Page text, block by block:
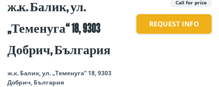
ж.к. Балик, ул.
„Теменуга“ 18, 9303
Добрич, България
ж.к. Балик, ул. „Теменуга“ 18, 9303
Добрич, България
Call for price
REQUEST INFO